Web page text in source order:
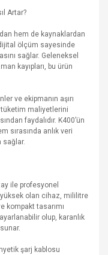
Artar?
hem de kaynaklardan
ölçüm sayesinde
sağlar. Geleneksel
kayıpları, bu ürün
ve ekipmanın aşırı
tüketim maliyetlerini
faydalıdır. K400’ün
sırasında anlık veri
sağlar.
ile profesyonel
olan cihaz, mililitre
kompakt tasarımı
olup, karanlık
şarj kablosu